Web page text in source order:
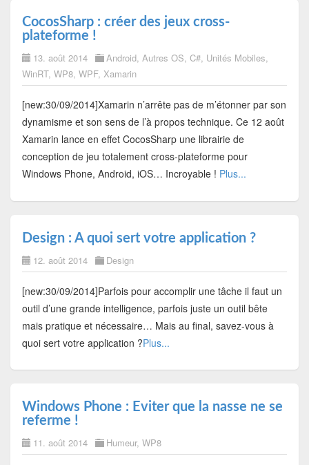
CocosSharp : créer des jeux cross-
plateforme !
13. août 2014 Android, Autres OS, C#, Unités Mobiles,
WinRT, WP8, WPF, Xamarin
[new:30/09/2014]Xamarin n’arrête pas de m’étonner par son
dynamisme et son sens de l’à propos technique. Ce 12 août
Xamarin lance en effet CocosSharp une librairie de
conception de jeu totalement cross-plateforme pour
Windows Phone, Android, iOS… Incroyable ! Plus...
Design : A quoi sert votre application ?
12. août 2014 Design
[new:30/09/2014]Parfois pour accomplir une tâche il faut un
outil d’une grande intelligence, parfois juste un outil bête
mais pratique et nécessaire… Mais au final, savez-vous à
quoi sert votre application ?Plus...
Windows Phone : Eviter que la nasse ne se
referme !
11. août 2014 Humeur, WP8